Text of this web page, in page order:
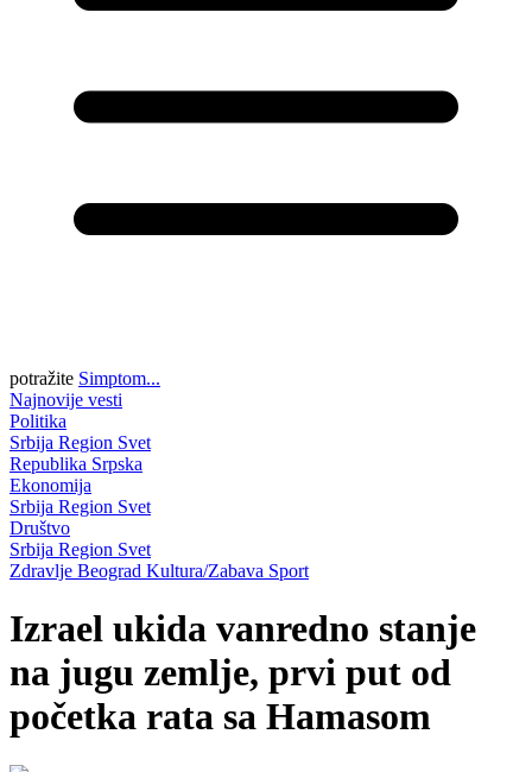
potražite Simptom...
Najnovije vesti
Politika
Srbija Region Svet
Republika Srpska
Ekonomija
Srbija Region Svet
Društvo
Srbija Region Svet
Zdravlje Beograd Kultura/Zabava Sport
Izrael ukida vanredno stanje
na jugu zemlje, prvi put od
početka rata sa Hamasom